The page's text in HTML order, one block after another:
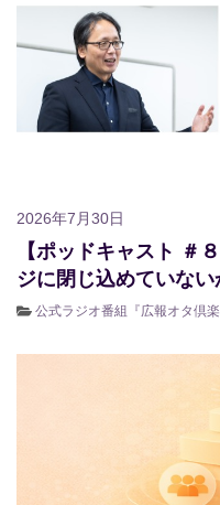
2026年7月30日
【ポッドキャスト ＃
ジに閉じ込めていない
公式ラジオ番組『広報オタ倶楽